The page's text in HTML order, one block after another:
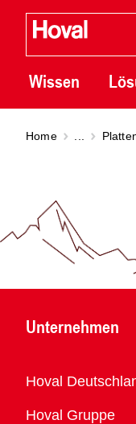
Wissen
Home
Unternehmen
Übersicht
Hoval
Hoval Gruppe